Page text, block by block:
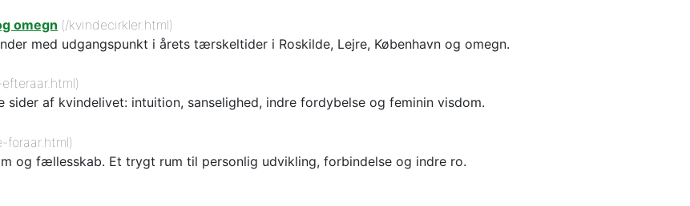
omegn (/kvindecirkler.html)
med udgangspunkt i årets tærskeltider i Roskilde, Lejre, København og omegn.
sider af kvindelivet: intuition, sanselighed, indre fordybelse og feminin visdom.
foraar.html)
og fællesskab. Et trygt rum til personlig udvikling, forbindelse og indre ro.